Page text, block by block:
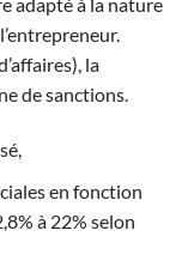
la
de sanctions.
en fonction
à 22% selon